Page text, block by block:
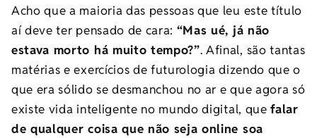
Acho que a maioria das pessoas que leu este título
aí deve ter pensado de cara: “Mas ué, já não
estava morto há muito tempo?”. Afinal, são tantas
matérias e exercícios de futurologia dizendo que o
que era sólido se desmanchou no ar e que agora só
existe vida inteligente no mundo digital, quefalar
de qualquer coisa que não seja online soa